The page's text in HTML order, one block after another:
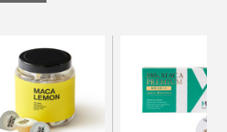
ヌカハニー」を作り続けるこ
す。
抗菌作用＞
口臭防止作用＞
酸化活性＞